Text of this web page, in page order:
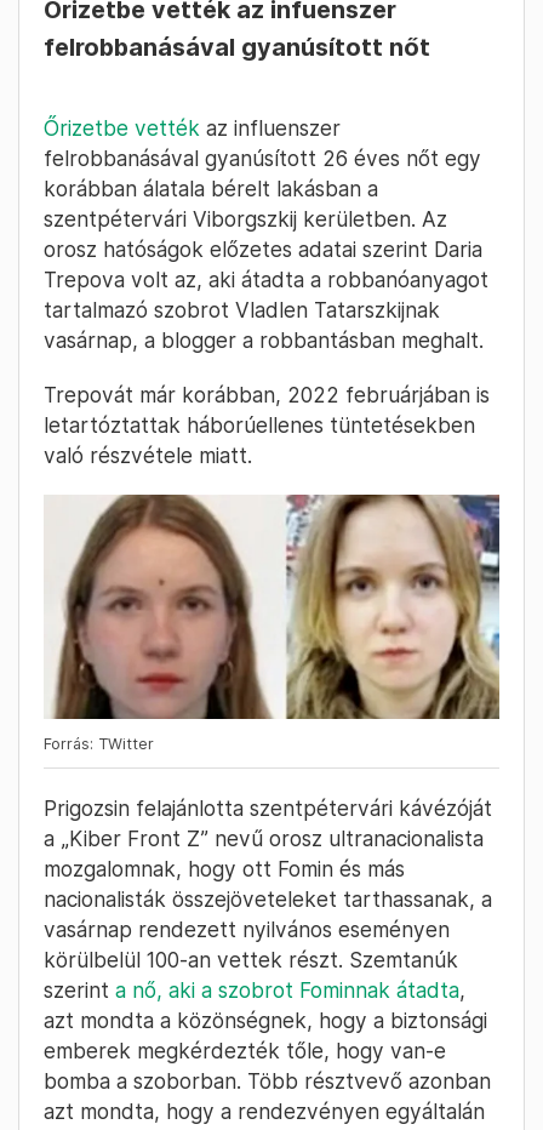
Őrizetbe vették az infuenszer
felrobbanásával gyanúsított nőt
Őrizetbe vették az influenszer
felrobbanásával gyanúsított 26 éves nőt egy
korábban álatala bérelt lakásban a
szentpétervári Viborgszkij kerületben. Az
orosz hatóságok előzetes adatai szerint Daria
Trepova volt az, aki átadta a robbanóanyagot
tartalmazó szobrot Vladlen Tatarszkijnak
vasárnap, a blogger a robbantásban meghalt.
Trepovát már korábban, 2022 februárjában is
letartóztattak háborúellenes tüntetésekben
való részvétele miatt.
Forrás: TWitter
Prigozsin felajánlotta szentpétervári kávézóját
a „Kiber Front Z” nevű orosz ultranacionalista
mozgalomnak, hogy ott Fomin és más
nacionalisták összejöveteleket tarthassanak, a
vasárnap rendezett nyilvános eseményen
körülbelül 100-an vettek részt. Szemtanúk
szerint a nő, aki a szobrot Fominnak átadta,
azt mondta a közönségnek, hogy a biztonsági
emberek megkérdezték tőle, hogy van-e
bomba a szoborban. Több résztvevő azonban
azt mondta, hogy a rendezvényen egyáltalán